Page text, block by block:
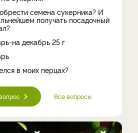
семена сукерника? И
получать посадочный
на декабрь 25 г
в моих перцах?
Все вопросы